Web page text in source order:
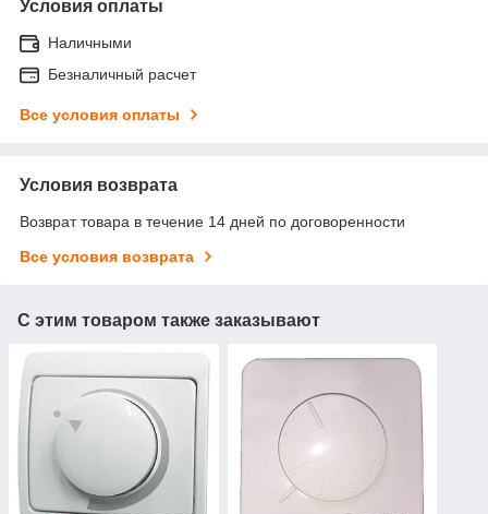
Условия оплаты
Наличными
Безналичный расчет
Все условия оплаты
Условия возврата
Возврат товара в течение 14 дней по договоренности
Все условия возврата
С этим товаром также заказывают